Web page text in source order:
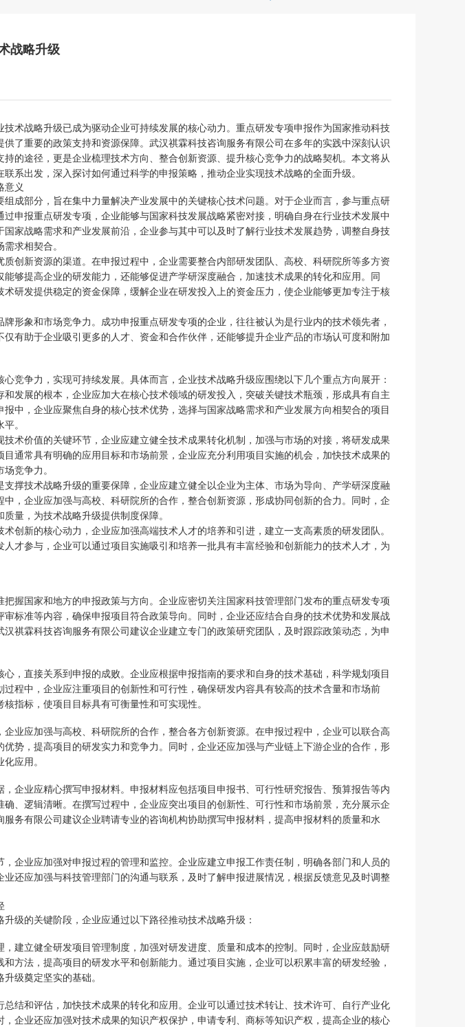
战略升级
术战略升级已成为驱动企业可持续发展的核心动力。重点研发专项申报作为国家推动科技
了重要的政策支持和资源保障。武汉祺霖科技咨询服务有限公司在多年的实践中深刻认识
的途径，更是企业梳理技术方向、整合创新资源、提升核心竞争力的战略契机。本文将从
系出发，深入探讨如何通过科学的申报策略，推动企业实现技术战略的全面升级。
意义
成部分，旨在集中力量解决产业发展中的关键核心技术问题。对于企业而言，参与重点研
申报重点研发专项，企业能够与国家科技发展战略紧密对接，明确自身在行业技术发展中
家战略需求和产业发展前沿，企业参与其中可以及时了解行业技术发展趋势，调整自身技
求相契合。
创新资源的渠道。在申报过程中，企业需要整合内部研发团队、高校、科研院所等多方资
够提高企业的研发能力，还能够促进产学研深度融合，加速技术成果的转化和应用。同
研发提供稳定的资金保障，缓解企业在研发投入上的资金压力，使企业能够更加专注于核
形象和市场竞争力。成功申报重点研发专项的企业，往往被认为是行业内的技术领先者，
有助于企业吸引更多的人才、资金和合作伙伴，还能够提升企业产品的市场认可度和附加
竞争力，实现可持续发展。具体而言，企业技术战略升级应围绕以下几个重点方向展开：
发展的根本，企业应加大在核心技术领域的研发投入，突破关键技术瓶颈，形成具有自主
中，企业应聚焦自身的核心技术优势，选择与国家战略需求和产业发展方向相契合的项目
。
术价值的关键环节，企业应建立健全技术成果转化机制，加强与市场的对接，将研发成果
通常具有明确的应用目标和市场前景，企业应充分利用项目实施的机会，加快技术成果的
竞争力。
撑技术战略升级的重要保障，企业应建立健全以企业为主体、市场为导向、产学研深度融
，企业应加强与高校、科研院所的合作，整合创新资源，形成协同创新的合力。同时，企
量，为技术战略升级提供制度保障。
创新的核心动力，企业应加强高端技术人才的培养和引进，建立一支高素质的研发团队。
才参与，企业可以通过项目实施吸引和培养一批具有丰富经验和创新能力的技术人才，为
握国家和地方的申报政策与方向。企业应密切关注国家科技管理部门发布的重点研发专项
标准等内容，确保申报项目符合政策导向。同时，企业还应结合自身的技术优势和发展战
祺霖科技咨询服务有限公司建议企业建立专门的政策研究团队，及时跟踪政策动态，为申
，直接关系到申报的成败。企业应根据申报指南的要求和自身的技术基础，科学规划项目
程中，企业应注重项目的创新性和可行性，确保研发内容具有较高的技术含量和市场前
指标，使项目目标具有可衡量性和可实现性。
业应加强与高校、科研院所的合作，整合各方创新资源。在申报过程中，企业可以联合高
势，提高项目的研发实力和竞争力。同时，企业还应加强与产业链上下游企业的合作，形
应用。
企业应精心撰写申报材料。申报材料应包括项目申报书、可行性研究报告、预算报告等内
、逻辑清晰。在撰写过程中，企业应突出项目的创新性、可行性和市场前景，充分展示企
务有限公司建议企业聘请专业的咨询机构协助撰写申报材料，提高申报材料的质量和水
企业应加强对申报过程的管理和监控。企业应建立申报工作责任制，明确各部门和人员的
还应加强与科技管理部门的沟通与联系，及时了解申报进展情况，根据反馈意见及时调整
级的关键阶段，企业应通过以下路径推动技术战略升级：
建立健全研发项目管理制度，加强对研发进度、质量和成本的控制。同时，企业应鼓励研
方法，提高项目的研发水平和创新能力。通过项目实施，企业可以积累丰富的研发经验，
级奠定坚实的基础。
结和评估，加快技术成果的转化和应用。企业可以通过技术转让、技术许可、自行产业化
企业还应加强对技术成果的知识产权保护，申请专利、商标等知识产权，提高企业的核心